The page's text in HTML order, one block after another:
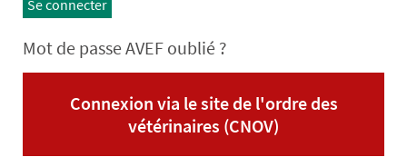
Se connecter
Mot de passe AVEF oublié ?
Connexion via le site de l'ordre des
vétérinaires (CNOV)